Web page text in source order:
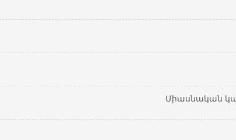
Միասնական